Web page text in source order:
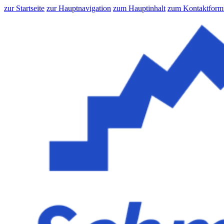
zur Startseite zur Hauptnavigation zum Hauptinhalt zum